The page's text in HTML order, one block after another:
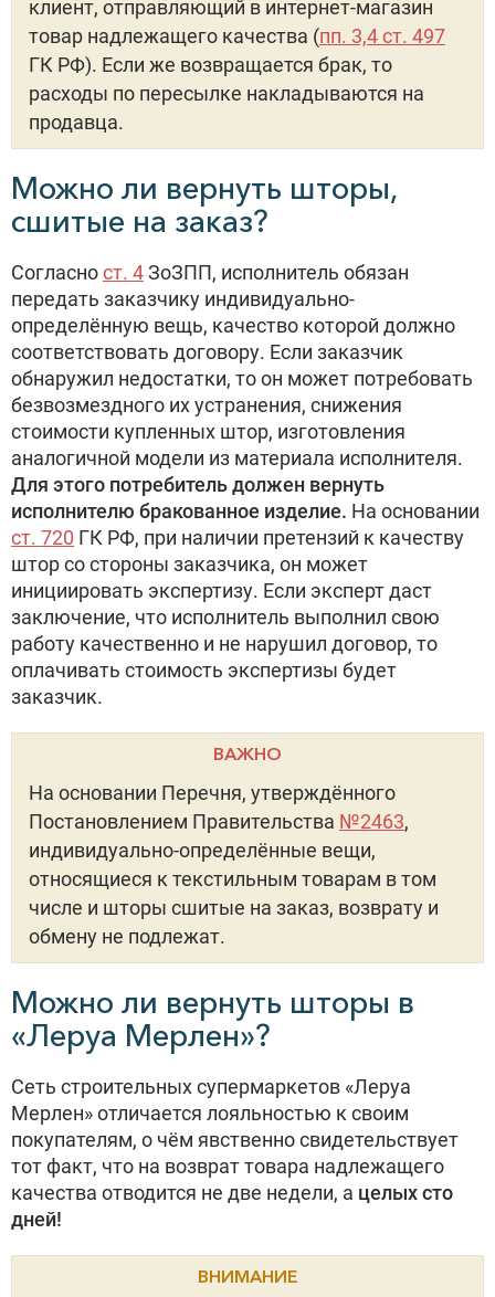
клиент, отправляющий в интернет-магазин
товар надлежащего качества (пп. 3,4 ст. 497
ГК РФ). Если же возвращается брак, то
расходы по пересылке накладываются на
продавца.
Можно ли вернуть шторы,
сшитые на заказ?
Согласност. 4ЗоЗПП, исполнитель обязан
передать заказчику индивидуально-
определённую вещь, качество которой должно
соответствовать договору. Если заказчик
обнаружил недостатки, то он может потребовать
безвозмездного их устранения, снижения
стоимости купленных штор, изготовления
аналогичной модели из материала исполнителя.
Для этого потребитель должен вернуть
исполнителю бракованное изделие. На основании
ст. 720 ГК РФ, при наличии претензий к качеству
штор со стороны заказчика, он может
инициировать экспертизу. Если эксперт даст
заключение, что исполнитель выполнил свою
работу качественно и не нарушил договор, то
оплачивать стоимость экспертизы будет
заказчик.
ВАЖНО
На основании Перечня, утверждённого
Постановлением Правительства №2463,
индивидуально-определённые вещи,
относящиеся к текстильным товарам в том
числе и шторы сшитые на заказ, возврату и
обмену не подлежат.
Можно ли вернуть шторы в
«Леруа Мерлен»?
Сеть строительных супермаркетов «Леруа
Мерлен» отличается лояльностью к своим
покупателям, о чём явственно свидетельствует
тот факт, что на возврат товара надлежащего
качества отводится не две недели, а целых сто
дней!
ВНИМАНИЕ